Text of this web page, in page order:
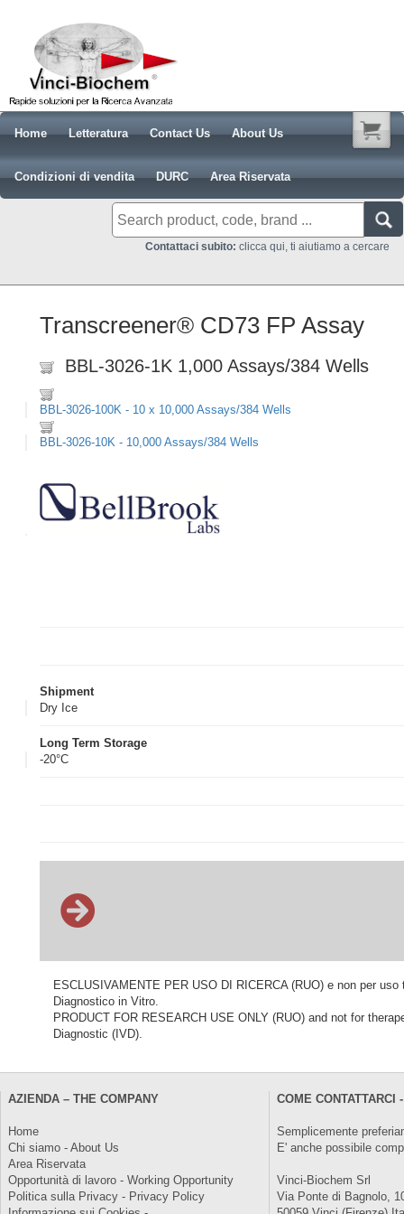
Home Letteratura Contact Us About Us
Condizioni di vendita DURC Area Riservata
Contattaci subito: clicca qui, ti aiutiamo a cercare
Transcreener® CD73 FP Assay
BBL-3026-1K 1,000 Assays/384 Wells
BBL-3026-100K - 10 x 10,000 Assays/384 Wells
BBL-3026-10K - 10,000 Assays/384 Wells
Shipment
Dry Ice
Long Term Storage
-20°C
ESCLUSIVAMENTE PER USO DI RICERCA (RUO) e non per
Diagnostico in Vitro.
PRODUCT FOR RESEARCH USE ONLY (RUO) and not for
Diagnostic (IVD).
AZIENDA – THE COMPANY
Home
Chi siamo - About Us
Area Riservata
Opportunità di lavoro - Working Opportunity
Politica sulla Privacy - Privacy Policy
COME CONTATTARCI
Semplicemente
E' anche possibile
Vinci-Biochem Srl
Via Ponte di Bagnolo,